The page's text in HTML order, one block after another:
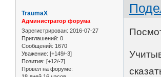
TraumaX
Администратор форума
Зарегистрирован: 2016-07-27
Приглашений: 0
Сообщений: 1670
Уважение: [+149/-3]
Позитив: [+12/-7]
Провел на форуме: